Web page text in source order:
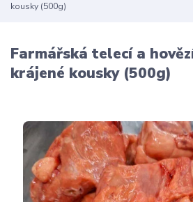
kousky (500g)
Farmářská telecí a
krájené kousky (500g)